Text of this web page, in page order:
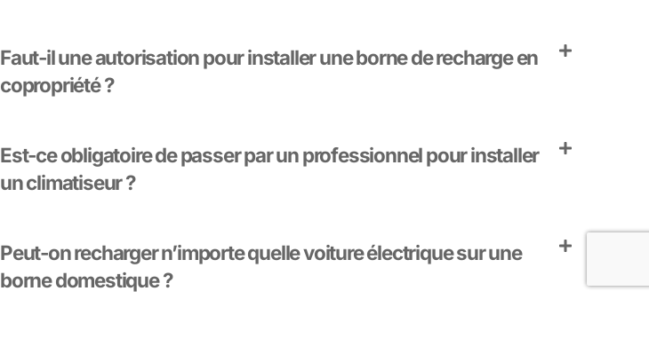
Faut-il une autorisation pour installer une borne de recharge en
copropriété ?
Est-ce obligatoire de passer par un professionnel pour installer
un climatiseur ?
Peut-on recharger n’importe quelle voiture électrique sur une
borne domestique ?